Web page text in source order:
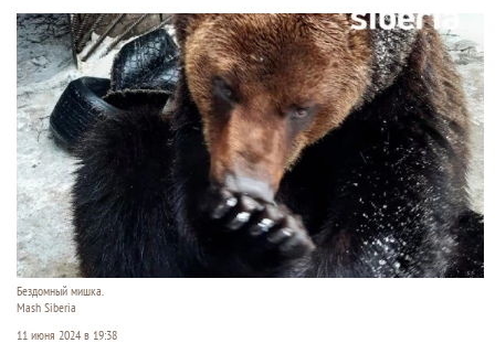
Бездомный мишка.
Mash Siberia
11 июня 2024 в 19:38